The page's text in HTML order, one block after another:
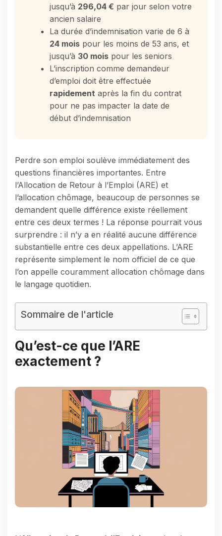
jusqu’à 296,04 € par jour selon votre
ancien salaire
La durée d’indemnisation varie de 6 à
24 mois pour les moins de 53 ans, et
jusqu’à 30 mois pour les seniors
L’inscription comme demandeur
d’emploi doit être effectuée
rapidement après la fin du contrat
pour ne pas impacter la date de
début d’indemnisation
Perdre son emploi soulève immédiatement des
questions financières importantes. Entre
l’Allocation de Retour à l’Emploi (ARE) et
l’allocation chômage, beaucoup de personnes se
demandent quelle différence existe réellement
entre ces deux termes ! La réponse pourrait vous
surprendre : il n’y a en réalité aucune différence
substantielle entre ces deux appellations. L’ARE
représente simplement le nom officiel de ce que
l’on appelle couramment allocation chômage dans
le langage quotidien.
Sommaire de l'article
Qu’est-ce que l’ARE
exactement ?